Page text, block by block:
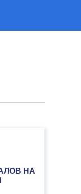
НА